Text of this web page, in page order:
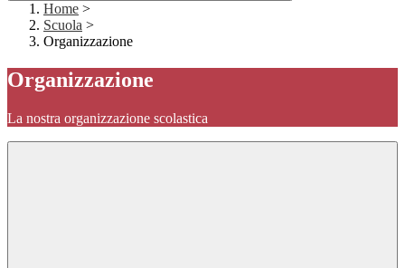
Home >
Scuola >
Organizzazione
Organizzazione
La nostra organizzazione scolastica